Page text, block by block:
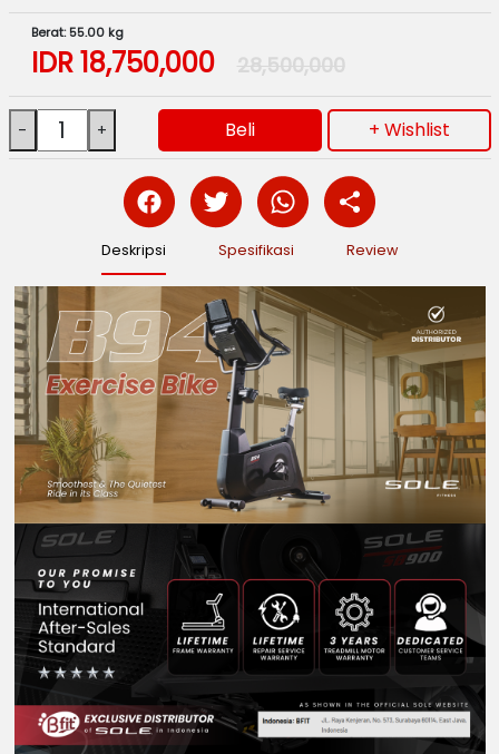
Berat: 55.00 kg
IDR18,750,000 28,500,000
Beli + Wishlist
Deskripsi Spesifikasi Review